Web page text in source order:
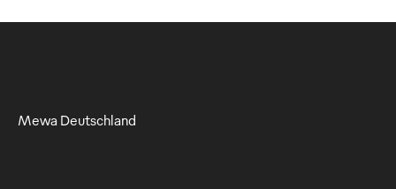
Mewa Deutschland